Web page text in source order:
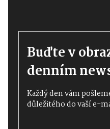
Buďte v
denním
Každý den vám
důležitého do vaší e-